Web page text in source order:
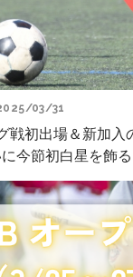
03/31
戦初出場＆新加
今節初白星を飾る